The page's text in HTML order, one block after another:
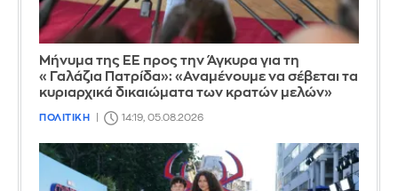
Μήνυμα της ΕΕ προς την Άγκυρα για τη
«Γαλάζια Πατρίδα»: «Αναμένουμε να σέβεται τα
κυριαρχικά δικαιώματα των κρατών μελών»
ΠΟΛΙΤΙΚΗ 14:19, 05.08.2026